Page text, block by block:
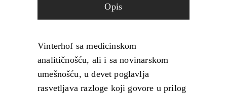
Opis
Vinterhof sa medicinskom
analitičnošću, ali i sa novinarskom
umešnošću, u devet poglavlja
rasvetljava razloge koji govore u prilog